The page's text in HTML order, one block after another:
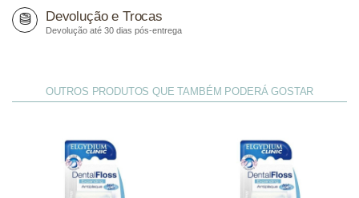
Devolução e Trocas
Devolução até 30 dias pós-entrega
OUTROS PRODUTOS QUE TAMBÉM PODERÁ GOSTAR